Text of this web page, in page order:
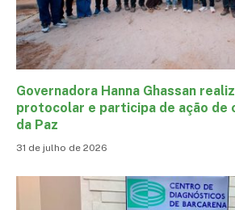
Governadora Hanna Ghassan
protocolar e participa de ação de
da Paz
31 de julho de 2026